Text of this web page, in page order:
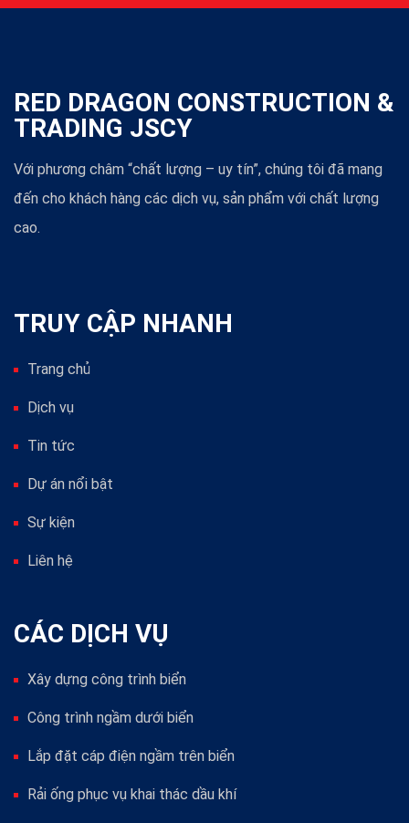
RED DRAGON CONSTRUCTION &
TRADING JSCY
Với phương châm “chất lượng – uy tín”, chúng tôi đã mang
đến cho khách hàng các dịch vụ, sản phẩm với chất lượng
cao.
TRUY CẬP NHANH
Trang chủ
Dịch vụ
Tin tức
Dự án nổi bật
Sự kiện
Liên hệ
CÁC DỊCH VỤ
Xây dựng công trình biển
Công trình ngầm dưới biển
Lắp đặt cáp điện ngầm trên biển
Rải ống phục vụ khai thác dầu khí